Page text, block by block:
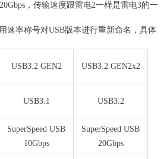
，传输速度跟雷电2一样是雷电3的一
速率称号对USB版本进行重新命名，具体
USB3.2 GEN2 USB3.2 GEN2x2
USB3.1 USB3.2
SuperSpeed USB
10Gbps
SuperSpeed USB
20Gbps